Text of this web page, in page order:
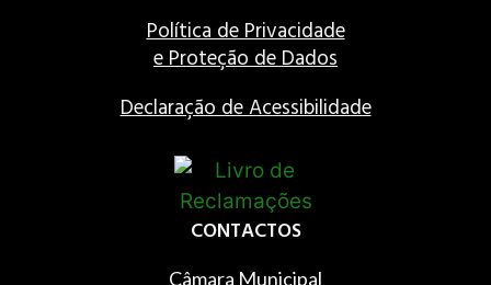
Política de Privacidade
e Proteção de Dados
Declaração de Acessibilidade
CONTACTOS
Câmara Municipal